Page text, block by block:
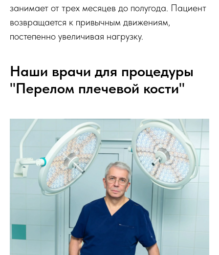
занимает от трех месяцев до полугода. Пациент
возвращается к привычным движениям,
постепенно увеличивая нагрузку.
Наши врачи для процедуры
"Перелом плечевой кости"